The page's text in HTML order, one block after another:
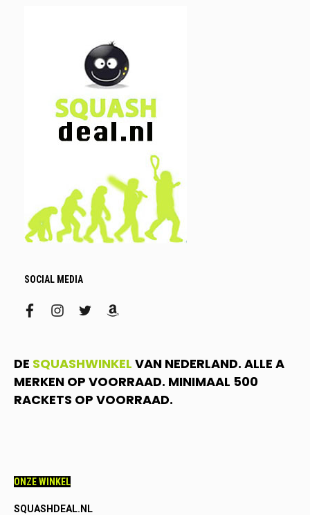
SOCIAL MEDIA
facebookinstagram
twitteramazon
DE SQUASHWINKEL VAN NEDERLAND. ALLE A
MERKEN OP VOORRAAD. MINIMAAL 500
RACKETS OP VOORRAAD.
ONZE WINKEL
SQUASHDEAL.NL